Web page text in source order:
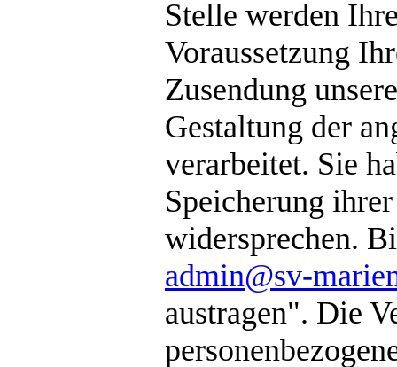
Stelle werden
Voraussetzung
Zusendung
Gestaltung der
verarbeitet. Sie
Speicherung
widersprechen.
admin@sv-
austragen". Die